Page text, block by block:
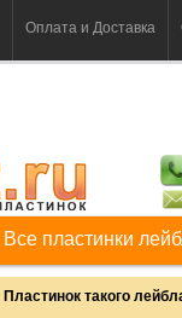
Оплата и Доставка
Все пластинки
Пластинок такого